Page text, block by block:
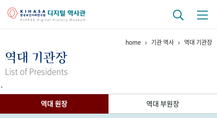
걸어온 길 기관 변천사
연구 역사
정책과 연구 키워드로 보는 연구 역사
연구자들
home 기관 역사 역대 기관장
역대 기관장
List of Presidents
`
역대 원장
역대 부원장